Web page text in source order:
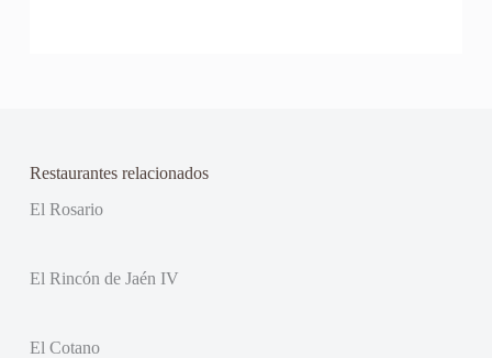
Restaurantes relacionados
El Rosario
El Rincón de Jaén IV
El Cotano